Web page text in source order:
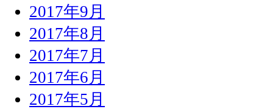
2017年9月
2017年8月
2017年7月
2017年6月
2017年5月